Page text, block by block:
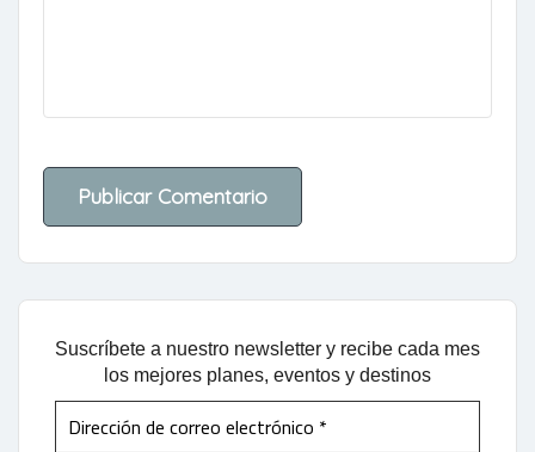
Suscríbete a nuestro newsletter y recibe cada mes
los mejores planes, eventos y destinos